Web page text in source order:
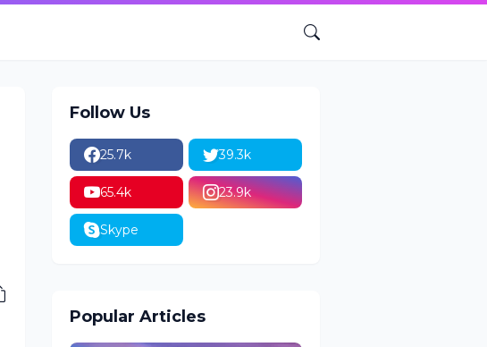
Follow Us
25.7k 39.3k
65.4k 23.9k
Skype
Popular Articles